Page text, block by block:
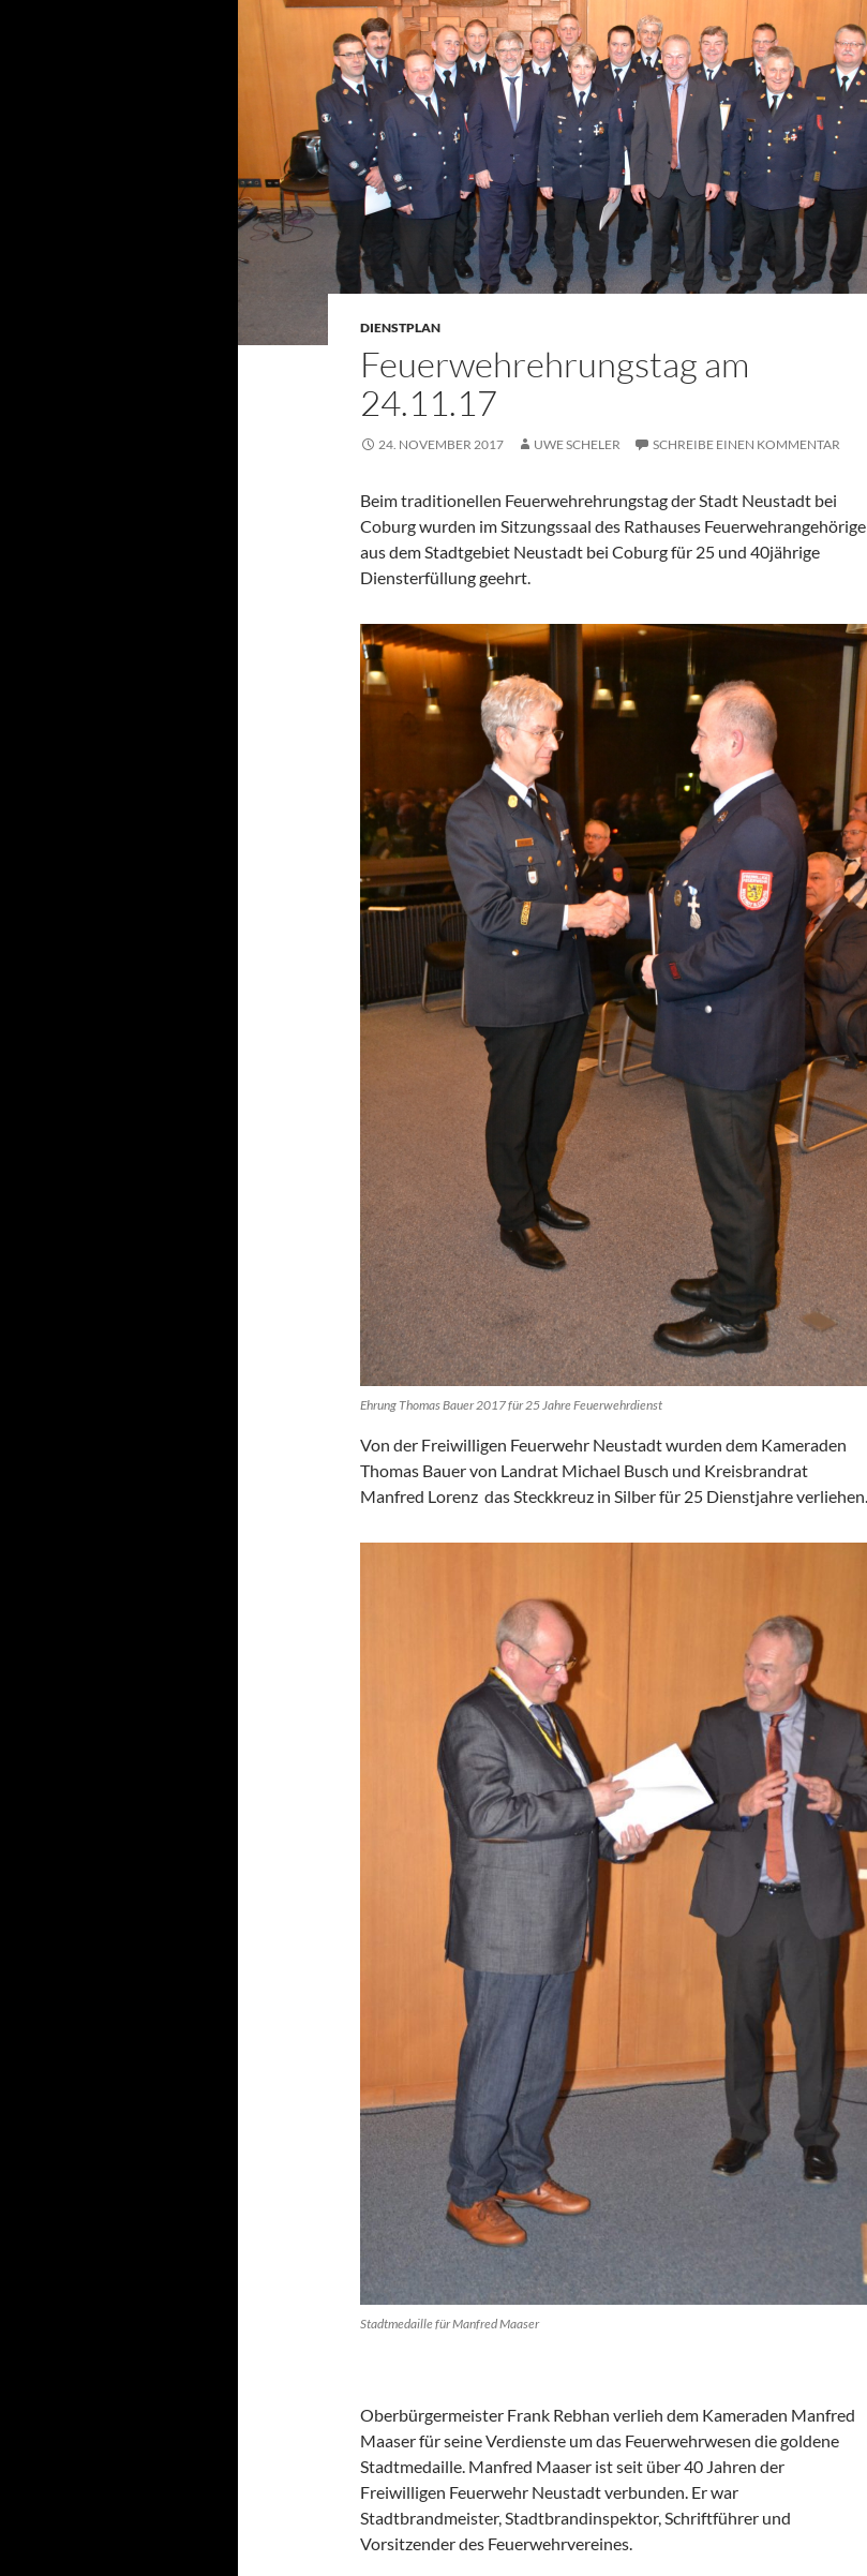
DIENSTPLAN
Feuerwehrehrungstag am
24.11.17
24. NOVEMBER 2017 UWE SCHELER SCHREIBE EINEN KOMMENTAR
Beim traditionellen Feuerwehrehrungstag der Stadt Neustadt bei
Coburg wurden im Sitzungssaal des Rathauses Feuerwehrangehörige
aus dem Stadtgebiet Neustadt bei Coburg für 25 und 40jährige
Diensterfüllung geehrt.
Ehrung Thomas Bauer 2017 für 25 Jahre Feuerwehrdienst
Von der Freiwilligen Feuerwehr Neustadt wurden dem Kameraden
Thomas Bauer von Landrat Michael Busch und Kreisbrandrat
Manfred Lorenz das Steckkreuz in Silber für 25 Dienstjahre verliehen.
Stadtmedaille für Manfred Maaser
Oberbürgermeister Frank Rebhan verlieh dem Kameraden Manfred
Maaser für seine Verdienste um das Feuerwehrwesen die goldene
Stadtmedaille. Manfred Maaser ist seit über 40 Jahren der
Freiwilligen Feuerwehr Neustadt verbunden. Er war
Stadtbrandmeister, Stadtbrandinspektor, Schriftführer und
Vorsitzender des Feuerwehrvereines.